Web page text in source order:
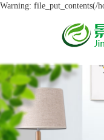
Warning: file_put_contents(/